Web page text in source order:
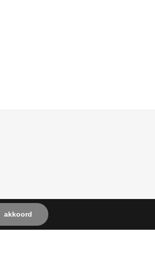
akkoord